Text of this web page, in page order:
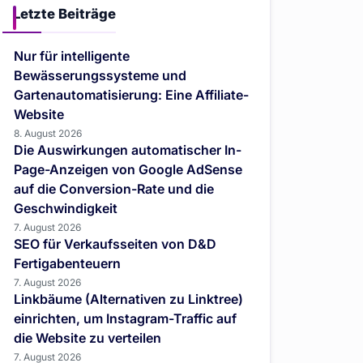
Letzte Beiträge
Nur für intelligente
Bewässerungssysteme und
Gartenautomatisierung: Eine Affiliate-
Website
8. August 2026
Die Auswirkungen automatischer In-
Page-Anzeigen von Google AdSense
auf die Conversion-Rate und die
Geschwindigkeit
7. August 2026
SEO für Verkaufsseiten von D&D
Fertigabenteuern
7. August 2026
Linkbäume (Alternativen zu Linktree)
einrichten, um Instagram-Traffic auf
die Website zu verteilen
7. August 2026